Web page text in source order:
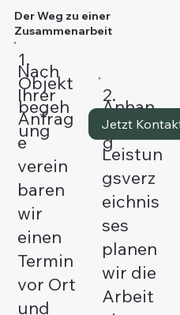
Der Weg zu einer
Zusammenarbeit
1.
Objekt
begeh
ung
Nach
Ihrer
Anfrag
e
verein
baren
wir
einen
Termin
vor Ort
und
2.
Planun
g
Anhan
d Ihres
Leistun
gsverz
eichnis
ses
planen
wir die
Arbeit
Jetzt